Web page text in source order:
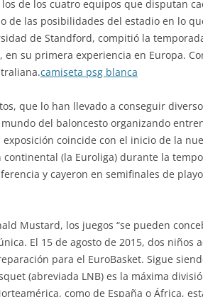
los de los cuatro equipos que disputan
las posibilidades del estadio en lo
de Standford, compitió la
su primera experiencia en Europa.
camiseta psg blanca
que lo han llevado a conseguir
del baloncesto organizando
coincide con el inicio de la
(la Euroliga) durante la
y cayeron en semifinales de
Mustard, los juegos “se pueden
El 15 de agosto de 2015, dos niños
para el EuroBasket. Sigue
(abreviada LNB) es la máxima
como de España o África,